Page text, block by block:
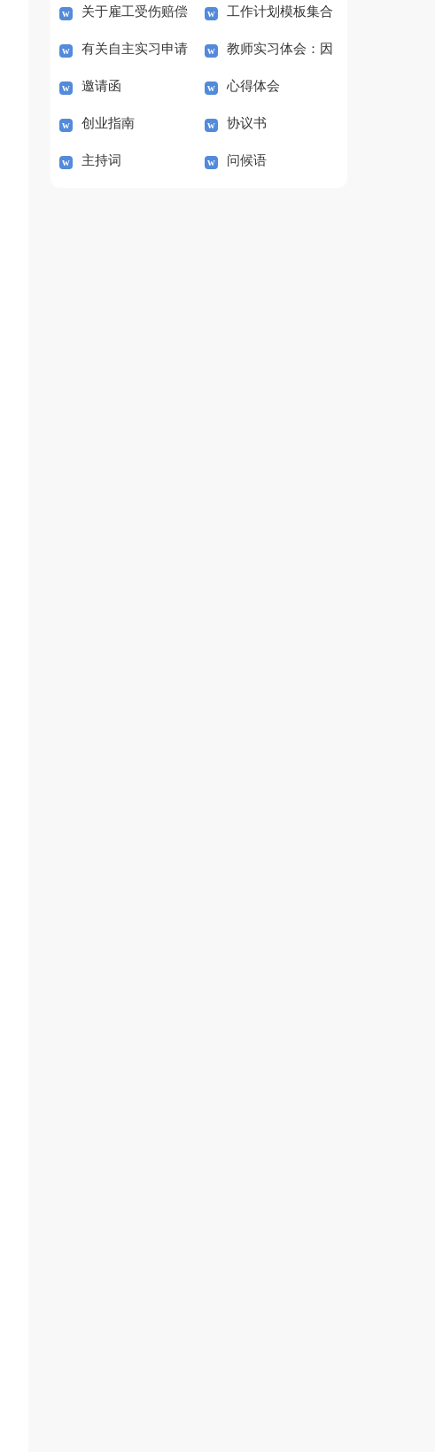
实习报告锦集六篇 书
关于雇工受伤赔偿
协议书范本（精选3
篇）
工作计划模板集合
七篇
有关自主实习申请
书3篇
教师实习体会：因
材施教
邀请函 心得体会
创业指南 协议书
主持词 问候语